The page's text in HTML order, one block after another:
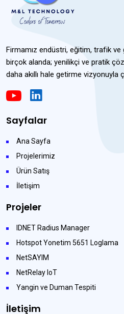
Firmamız endüstri, eğitim, trafik
birçok alanda; yenilikçi ve pratik
daha akıllı hale getirme vizyonuyla
Sayfalar
Ana Sayfa
Projelerimiz
Ürün Satış
İletişim
Projeler
IDNET Radius Manager
Hotspot Yonetim 5651 Loglama
NetSAYIM
NetRelay IoT
Yangin ve Duman Tespiti
İletişim